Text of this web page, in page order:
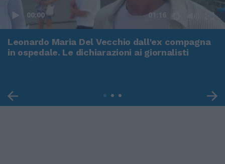
00:00 01:16
Leonardo Maria Del Vecchio dall'ex compagna
in ospedale. Le dichiarazioni ai giornalisti